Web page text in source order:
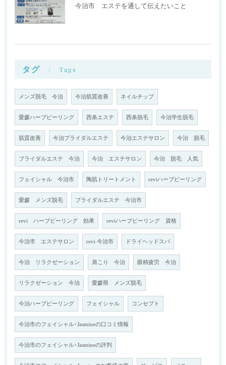
今治市 エステを通して伝えたいこと
タグ Tags
メンズ脱毛 今治 今治肌質改善 ネイルチップ
愛媛ハーブピーリング 西条エステ 西条脱毛 今治学生脱毛
肌質改善 今治ブライダルエステ 今治エステサロン 今治 脱毛
ブライダルエステ 今治 今治 エステサロン 今治 脱毛 人気
フェイシャル 今治市 陶肌トリートメント reviハーブピーリング
愛媛 メンズ脱毛 ブライダルエステ 今治市
revi ハーブピーリング 効果 reviハーブピーリング 資格
今治市 エステサロン revi 今治市 ドライヘッドスパ
今治 リラクゼーション 肩こり 今治 眼精疲労 今治
リラクゼーション 今治 愛媛県 メンズ脱毛
今治ハーブピーリング フェイシャル コンセプト
今治市のフェイシャル･Jasmineの口コミ情報
今治市のフェイシャル･Jasmineの評判